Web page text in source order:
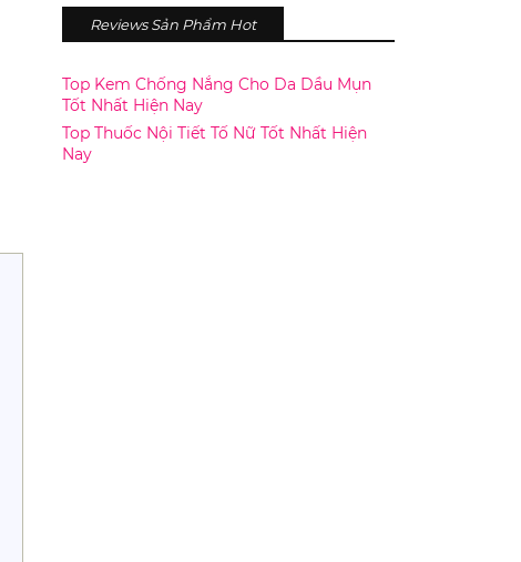
Reviews Sản Phẩm Hot
Top Kem Chống Nắng Cho Da Dầu Mụn
Tốt Nhất Hiện Nay
Top Thuốc Nội Tiết Tố Nữ Tốt Nhất Hiện
Nay